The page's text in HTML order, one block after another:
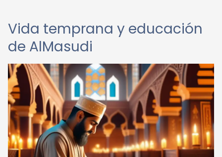
Vida temprana y educación
de AlMasudi